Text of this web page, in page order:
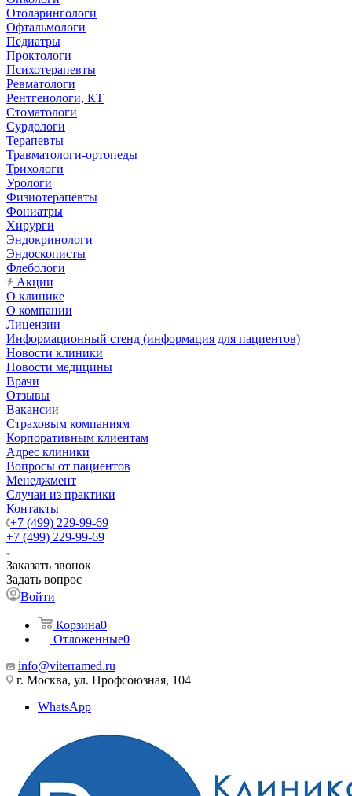
Отоларингологи
Офтальмологи
Педиатры
Проктологи
Психотерапевты
Ревматологи
Рентгенологи, КТ
Стоматологи
Сурдологи
Терапевты
Травматологи-ортопеды
Трихологи
Урологи
Физиотерапевты
Фониатры
Хирурги
Эндокринологи
Эндоскописты
Флебологи
Акции
О клинике
О компании
Лицензии
Информационный стенд (информация для пациентов)
Новости клиники
Новости медицины
Врачи
Отзывы
Вакансии
Страховым компаниям
Корпоративным клиентам
Адрес клиники
Вопросы от пациентов
Менеджмент
Случаи из практики
Контакты
+7 (499) 229-99-69
+7 (499) 229-99-69
Заказать звонок
Задать вопрос
Войти
Корзина0
Отложенные0
info@viterramed.ru
г. Москва, ул. Профсоюзная, 104
WhatsApp